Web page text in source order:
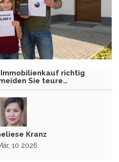
richtig
Sie teure
Kranz
10 2026